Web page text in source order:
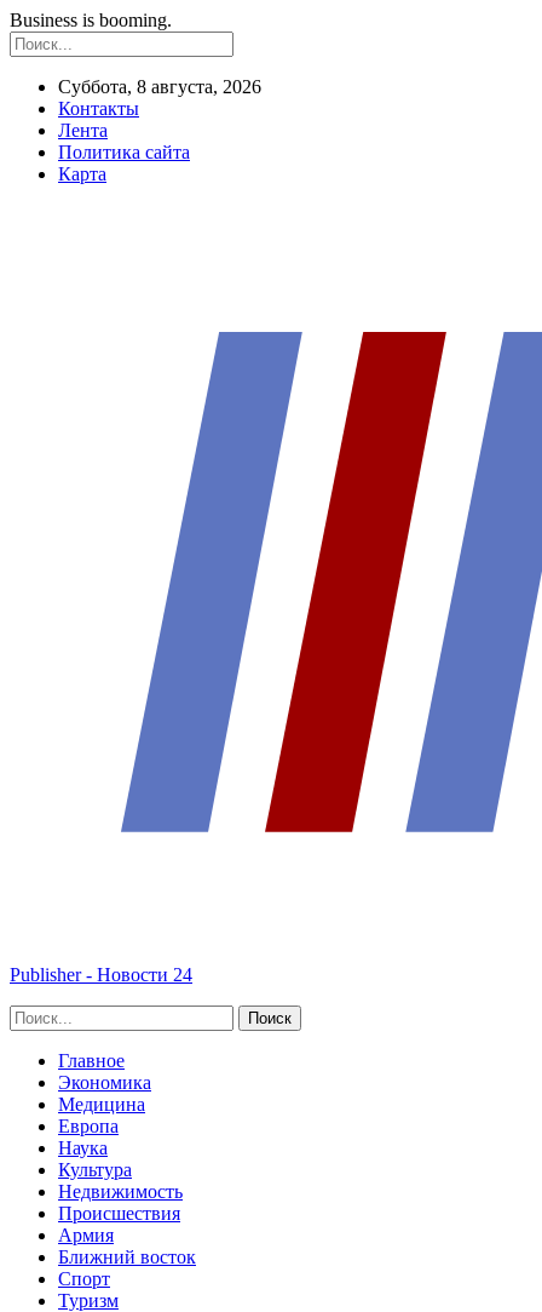
Business is booming.
Суббота, 8 августа, 2026
Контакты
Лента
Политика сайта
Карта
Publisher - Новости 24
Главное
Экономика
Медицина
Европа
Наука
Культура
Недвижимость
Происшествия
Армия
Ближний восток
Спорт
Туризм